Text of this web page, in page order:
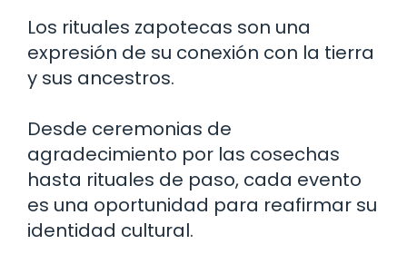
Los rituales zapotecas son una
expresión de su conexión con la tierra
y sus ancestros.
Desde ceremonias de
agradecimiento por las cosechas
hasta rituales de paso, cada evento
es una oportunidad para reafirmar su
identidad cultural.